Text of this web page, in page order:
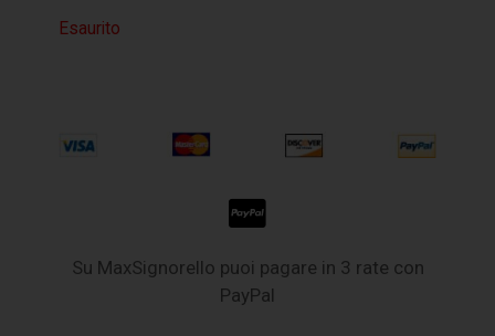
Esaurito
Su MaxSignorello puoi pagare in 3 rate con
PayPal